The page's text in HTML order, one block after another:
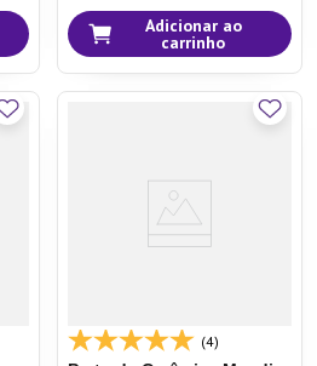
Adicionar ao
carrinho
(4)